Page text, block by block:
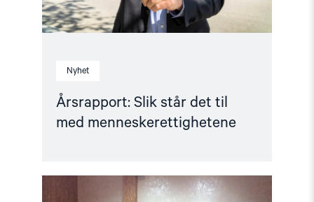
Nyhet
Årsrapport: Slik står det til
med menneskerettighetene
Read
article